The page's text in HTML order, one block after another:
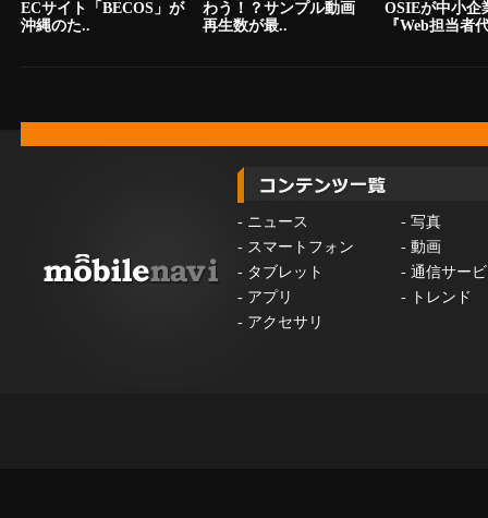
ECサイト「BECOS」が
沖縄のた..
わう！？サンプル動画
再生数が最..
OSIEが中小企
『Web担当者
- ニュース - 写真
- スマートフォン - 動画
- タブレット - 通信サー
- アプリ -
トレンド
- アクセサリ